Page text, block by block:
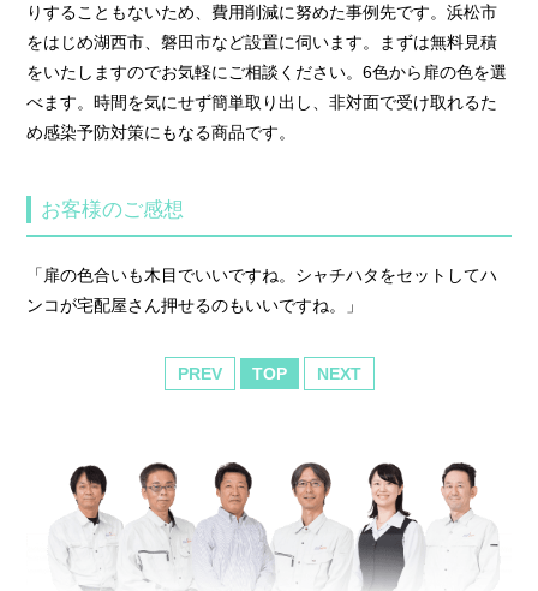
りすることもないため、費用削減に努めた事例先です。浜松市
をはじめ湖西市、磐田市など設置に伺います。まずは無料見積
をいたしますのでお気軽にご相談ください。6色から扉の色を選
べます。時間を気にせず簡単取り出し、非対面で受け取れるた
め感染予防対策にもなる商品です。
お客様のご感想
「扉の色合いも木目でいいですね。シャチハタをセットしてハ
ンコが宅配屋さん押せるのもいいですね。」
PREV TOP NEXT